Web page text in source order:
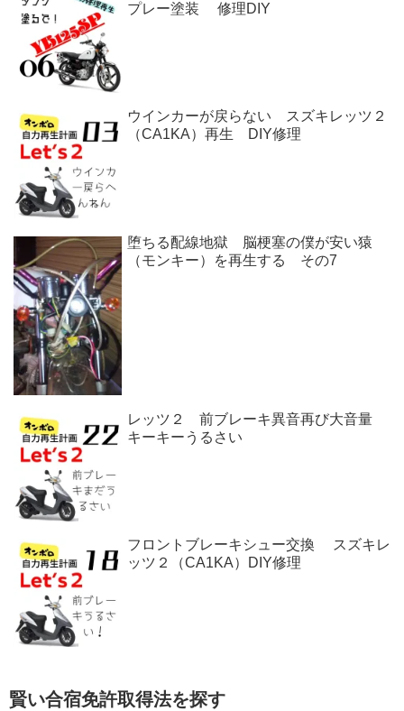
プレー塗装 修理DIY
ウインカーが戻らない スズキレッツ２
（CA1KA）再生 DIY修理
堕ちる配線地獄 脳梗塞の僕が安い猿
（モンキー）を再生する その7
レッツ２ 前ブレーキ異音再び大音量
キーキーうるさい
フロントブレーキシュー交換 スズキレ
ッツ２（CA1KA）DIY修理
賢い合宿免許取得法を探す